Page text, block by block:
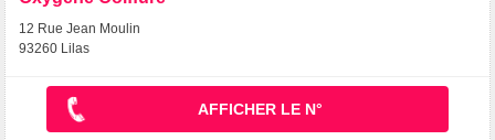
12 Rue Jean Moulin
93260 Lilas
AFFICHER LE N°